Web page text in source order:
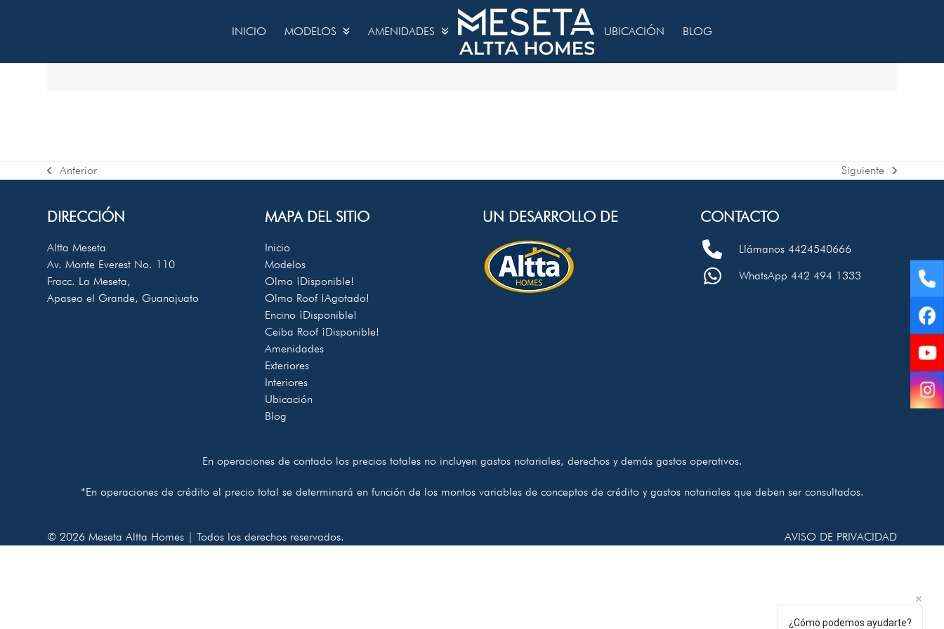
¿Cómo podemos ayudarte?
INICIO MODELOS AMENIDADES UBICACIÓN BLOG
previous
Anterior
next
Siguiente
DIRECCIÓN
Altta Meseta
Av. Monte Everest No. 110
Fracc. La Meseta,
Apaseo el Grande, Guanajuato
MAPA DEL SITIO
Inicio
Modelos
Olmo ¡Disponible!
Olmo Roof ¡Agotado!
Encino ¡Disponible!
Ceiba Roof ¡Disponible!
Amenidades
Exteriores
Interiores
Ubicación
Blog
UN DESARROLLO DE CONTACTO
Llámanos 4424540666
WhatsApp 442 494 1333
En operaciones de contado los precios totales no incluyen gastos notariales, derechos y demás gastos operativos.
*En operaciones de crédito el precio total se determinará en función de los montos variables de conceptos de crédito y gastos notariales que deben ser consultados.
© 2026 Meseta Altta Homes | Todos los derechos reservados. AVISO DE PRIVACIDAD